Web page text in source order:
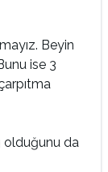
Beyin
ise 3
olduğunu da